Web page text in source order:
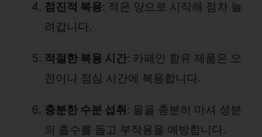
점진적 복용: 적은 양으로 시작해 점차 늘
려갑니다.
적절한 복용 시간: 카페인 함유 제품은 오
전이나 점심 시간에 복용합니다.
충분한 수분 섭취 : 물을 충분히 마셔 성분
의 흡수를 돕고 부작용을 예방합니다.